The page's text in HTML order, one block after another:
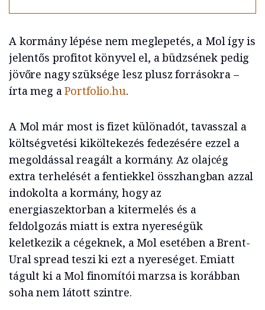
A kormány lépése nem meglepetés, a Mol így is
jelentős profitot könyvel el, a büdzsének pedig
jövőre nagy szüksége lesz plusz forrásokra –
írta meg aPortfolio.hu.
A Mol már most is fizet különadót, tavasszal a
költségvetési kiköltekezés fedezésére ezzel a
megoldással reagált a kormány. Az olajcég
extra terhelését a fentiekkel összhangban azzal
indokolta a kormány, hogy az
energiaszektorban a kitermelés és a
feldolgozás miatt is extra nyereségük
keletkezik a cégeknek, a Mol esetében a Brent-
Ural spread teszi ki ezt a nyereséget. Emiatt
tágult ki a Mol finomítói marzsa is korábban
soha nem látott szintre.